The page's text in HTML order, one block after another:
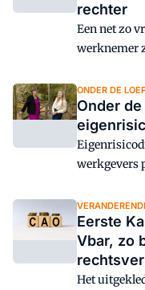
rechter
Een net zo
werknemer
Kan dat
ONDER DE
Onder
werkgevers
Karolina
vertelt.
Eerste
Vbar, zo
Het